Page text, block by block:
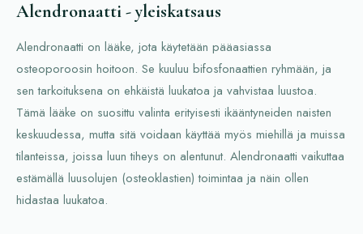
Alendronaatti - yleiskatsaus
Alendronaatti on lääke, jota käytetään pääasiassa
osteoporoosin hoitoon. Se kuuluu bifosfonaattien ryhmään, ja
sen tarkoituksena on ehkäistä luukatoa ja vahvistaa luustoa.
Tämä lääke on suosittu valinta erityisesti ikääntyneiden naisten
keskuudessa, mutta sitä voidaan käyttää myös miehillä ja muissa
tilanteissa, joissa luun tiheys on alentunut. Alendronaatti vaikuttaa
estämällä luusolujen (osteoklastien) toimintaa ja näin ollen
hidastaa luukatoa.